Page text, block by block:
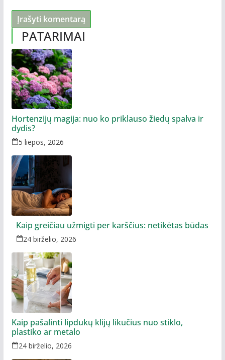
PATARIMAI
Hortenzijų magija: nuo ko priklauso žiedų spalva ir
dydis?
5 liepos, 2026
Kaip greičiau užmigti per karščius: netikėtas būdas
24 birželio, 2026
Kaip pašalinti lipdukų klijų likučius nuo stiklo,
plastiko ar metalo
24 birželio, 2026